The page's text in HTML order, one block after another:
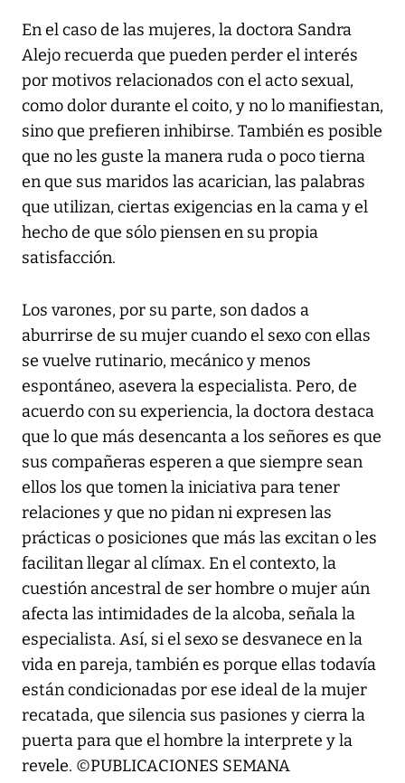
En el caso de las mujeres, la doctora Sandra
Alejo recuerda que pueden perder el interés
por motivos relacionados con el acto sexual,
como dolor durante el coito, y no lo manifiestan,
sino que prefieren inhibirse. También es posible
que no les guste la manera ruda o poco tierna
en que sus maridos las acarician, las palabras
que utilizan, ciertas exigencias en la cama y el
hecho de que sólo piensen en su propia
satisfacción.
Los varones, por su parte, son dados a
aburrirse de su mujer cuando el sexo con ellas
se vuelve rutinario, mecánico y menos
espontáneo, asevera la especialista. Pero, de
acuerdo con su experiencia, la doctora destaca
que lo que más desencanta a los señores es que
sus compañeras esperen a que siempre sean
ellos los que tomen la iniciativa para tener
relaciones y que no pidan ni expresen las
prácticas o posiciones que más las excitan o les
facilitan llegar al clímax. En el contexto, la
cuestión ancestral de ser hombre o mujer aún
afecta las intimidades de la alcoba, señala la
especialista. Así, si el sexo se desvanece en la
vida en pareja, también es porque ellas todavía
están condicionadas por ese ideal de la mujer
recatada, que silencia sus pasiones y cierra la
puerta para que el hombre la interprete y la
revele. ©PUBLICACIONES SEMANA